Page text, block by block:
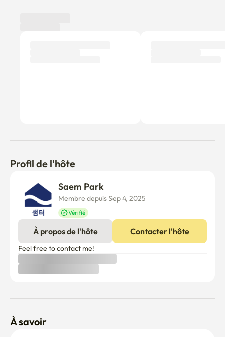
Profil de l'hôte
Saem Park
Membre depuis Sep 4, 2025
Vérifié
À propos de l'hôte Contacter l'hôte
Feel free to contact me!
À savoir